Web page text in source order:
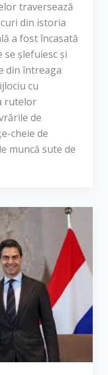
traversează
din istoria
a fost încasată
șlefuiesc și
din întreaga
cu
rutelor
de
cheie de
muncă sute de